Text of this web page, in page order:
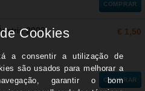
COMPRAR
2003 € 1,50
COMPRAR